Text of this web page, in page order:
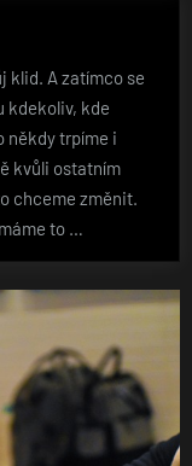
klid. A zatímco se
kdekoliv, kde
někdy trpíme i
kvůli ostatním
chceme změnit.
to …